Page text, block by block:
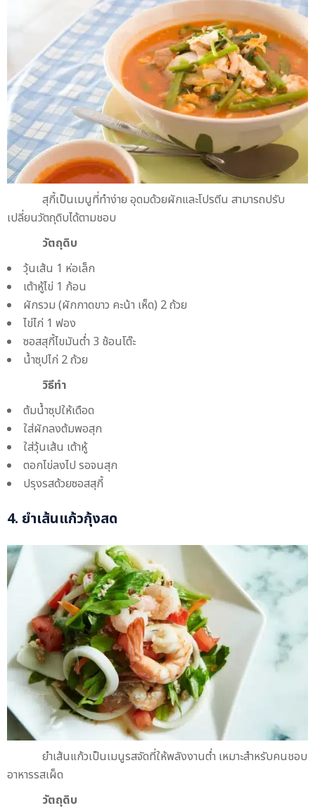
สุกี้เป็นเมนูที่ทำง่าย อุดมด้วยผักและโปรตีน สามารถปรับ
เปลี่ยนวัตถุดิบได้ตามชอบ
วัตถุดิบ
วุ้นเส้น 1 ห่อเล็ก
เต้าหู้ไข่ 1 ก้อน
ผักรวม (ผักกาดขาว คะน้า เห็ด) 2 ถ้วย
ไข่ไก่ 1 ฟอง
ซอสสุกี้ไขมันต่ำ 3 ช้อนโต๊ะ
น้ำซุปไก่ 2 ถ้วย
วิธีทำ
ต้มน้ำซุปให้เดือด
ใส่ผักลงต้มพอสุก
ใส่วุ้นเส้น เต้าหู้
ตอกไข่ลงไป รอจนสุก
ปรุงรสด้วยซอสสุกี้
4. ยำเส้นแก้วกุ้งสด
ยำเส้นแก้วเป็นเมนูรสจัดที่ให้พลังงานต่ำ เหมาะสำหรับคนชอบ
อาหารรสเผ็ด
วัตถุดิบ